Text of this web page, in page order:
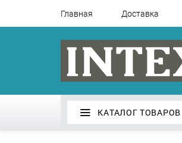
Главная Доставка
КАТАЛОГ ТОВАРОВ